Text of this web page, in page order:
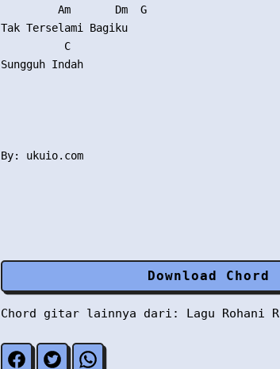
         Am       Dm  G
Tak Terselami Bagiku
          C
Sungguh Indah
Download Chord
Chord gitar lainnya dari: Lagu Rohani R